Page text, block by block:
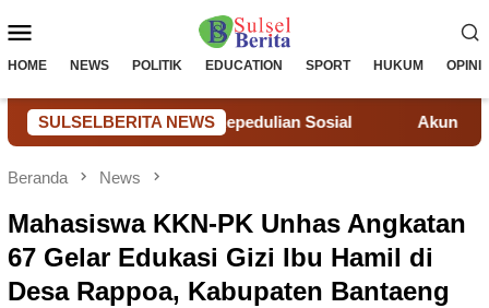
ke
Mobile
HOME NEWS POLITIK EDUCATION SPORT HUKUM OPINI
SULSELBERITA NEWS
Nyata Kepedulian Sosial Akun Facebook Sebarkan
Beranda News
Mahasiswa KKN-PK Unhas Angkatan
67 Gelar Edukasi Gizi Ibu Hamil di
Desa Rappoa, Kabupaten Bantaeng